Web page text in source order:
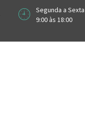
Segunda a Sexta
9:00 às 18:00